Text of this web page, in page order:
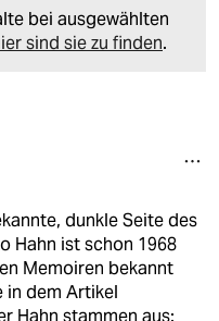
bei ausgewählten
sind sie zu finden.
dunkle Seite des
Hahn ist schon 1968
Memoiren bekannt
in dem Artikel
Hahn stammen aus: